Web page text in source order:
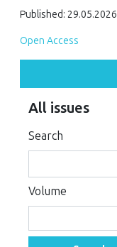
Published:
Open Access
All issues
Search
Volume